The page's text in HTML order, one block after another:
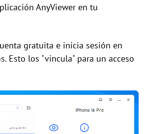
AnyViewer en tu
gratuita e inicia sesión en
Esto los "vincula" para un acceso